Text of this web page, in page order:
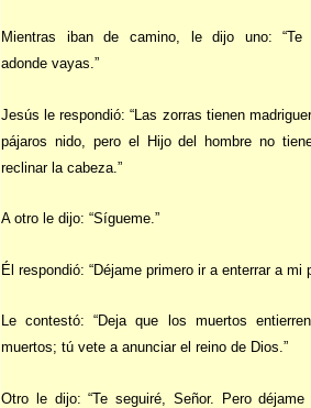
Mientras iban de camino, le dijo uno: “Te
adonde vayas.”
Jesús le respondió: “Las zorras tienen
pájaros nido, pero el Hijo del hombre no
reclinar la cabeza.”
A otro le dijo: “Sígueme.”
Él respondió: “Déjame primero ir a enterrar a mi
Le contestó: “Deja que los muertos
muertos; tú vete a anunciar el reino de Dios.”
Otro le dijo: “Te seguiré, Señor. Pero déjame